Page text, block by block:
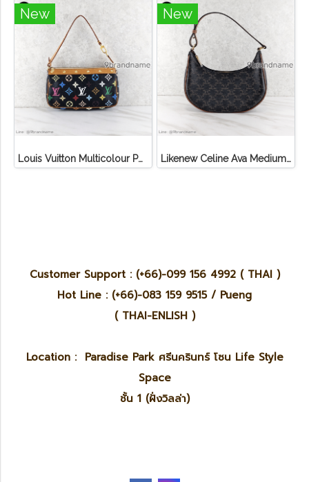
New
Louis Vuitton Multicolour Pochette Canvas
New
Likenew Celine Ava Medium Triomphe Canvas
Customer Support : (+66)-099 156 4992 ( THAI )
Hot Line : (+66)-083 159 9515 / Pueng
( THAI-ENLISH )
Location : Paradise Park ศรีนครินทร์ โซน Life Style
Space
ชั้น 1 (ฝั่งวิลล่า)